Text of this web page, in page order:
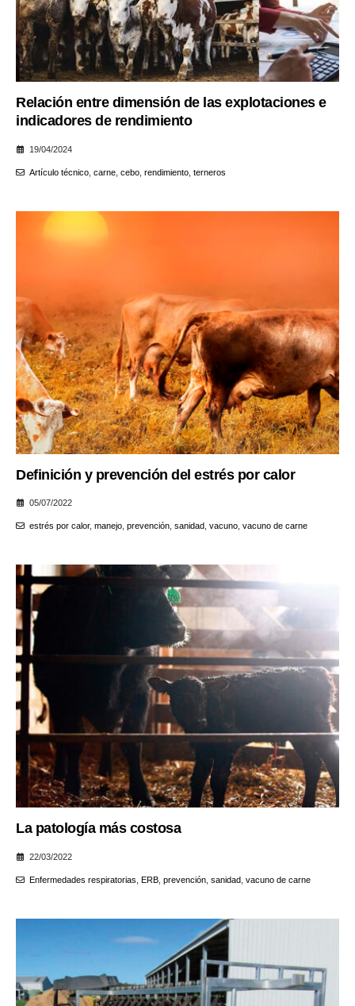
Relación entre dimensión de las explotaciones e
indicadores de rendimiento
19/04/2024
Artículo técnico, carne, cebo, rendimiento, terneros
Definición y prevención del estrés por calor
05/07/2022
estrés por calor, manejo, prevención, sanidad vacuno, vacuno de carne
La patología más costosa
22/03/2022
Enfermedades respiratorias ERB, prevención, sanidad, vacuno de carne